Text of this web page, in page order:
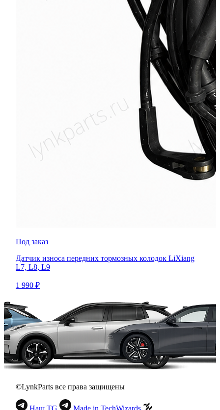
Под заказ
Датчик износа передних тормозных колодок LiXiang
L7, L8, L9
1 990 ₽
©LynkParts все права защищены
Наш TG Made in TechWizards